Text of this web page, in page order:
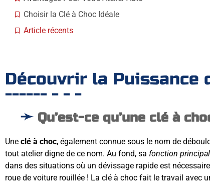
Choisir la Clé à Choc Idéale
Article récents
Découvrir la Puissance
Qu’est-ce qu’une clé à
Une clé à choc, également connue sous le nom de
tout atelier digne de ce nom. Au fond, sa fonction
dans des situations où un dévissage rapide est
roue de voiture rouillée ! La clé à choc fait le travail avec